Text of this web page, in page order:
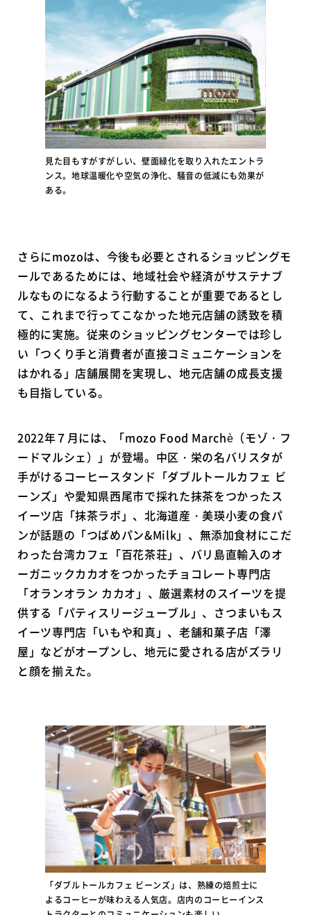
見た目もすがすがしい、壁面緑化を取り入れたエントラ
ンス。地球温暖化や空気の浄化、騒音の低減にも効果が
ある。
さらにmozoは、今後も必要とされるショッピングモ
ールであるためには、地域社会や経済がサステナブ
ルなものになるよう行動することが重要であるとし
て、これまで行ってこなかった地元店舗の誘致を積
極的に実施。従来のショッピングセンターでは珍し
い「つくり手と消費者が直接コミュニケーションを
はかれる」店舗展開を実現し、地元店舗の成長支援
も目指している。
2022年７月には、「mozo Food Marchè（モゾ・フ
ードマルシェ）」が登場。中区・栄の名バリスタが
手がけるコーヒースタンド「ダブルトールカフェ ビ
ーンズ」や愛知県西尾市で採れた抹茶をつかったス
イーツ店「抹茶ラボ」、北海道産・美瑛小麦の食パ
ンが話題の「つばめパン&Milk」、無添加食材にこだ
わった台湾カフェ「百花茶荘」、バリ島直輸入のオ
ーガニックカカオをつかったチョコレート専門店
「オランオラン カカオ」、厳選素材のスイーツを提
供する「パティスリージューブル」、さつまいもス
イーツ専門店「いもや和真」、老舗和菓子店「澤
屋」などがオープンし、地元に愛される店がズラリ
と顔を揃えた。
「ダブルトールカフェ ビーンズ」は、熟練の焙煎士に
よるコーヒーが味わえる人気店。店内のコーヒーインス